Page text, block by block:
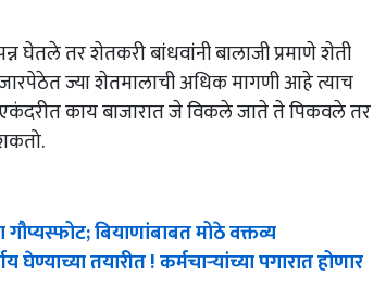
घेतले तर शेतकरी बांधवांनी बालाजी प्रमाणे शेती
ज्या शेतमालाची अधिक मागणी आहे त्याच
काय बाजारात जे विकले जाते ते पिकवले तर
गौप्यस्फोट; बियाणांबाबत मोठे वक्तव्य
तयारीत ! कर्मचाऱ्यांच्या पगारात होणार